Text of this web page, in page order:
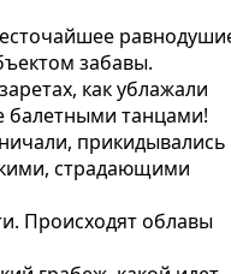
забавы.
как ублажали
балетными танцами!
прикидывались
страдающими
Происходят облавы